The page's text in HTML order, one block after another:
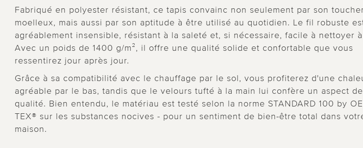
Fabriqué en polyester résistant, ce tapis convainc non seulement par son
moelleux, mais aussi par son aptitude à être utilisé au quotidien. Le fil robuste
agréablement insensible, résistant à la saleté et, si nécessaire, facile à nettoyer
Avec un poids de 1400 g/m², il offre une qualité solide et confortable que vous
ressentirez jour après jour.
Grâce à sa compatibilité avec le chauffage par le sol, vous profiterez d'une
agréable par le bas, tandis que le velours tufté à la main lui confère un aspect
qualité. Bien entendu, le matériau est testé selon la norme STANDARD 100 by
TEX® sur les substances nocives - pour un sentiment de bien-être total dans
maison.